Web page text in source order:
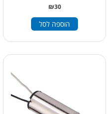
₪30
הוספה לסל